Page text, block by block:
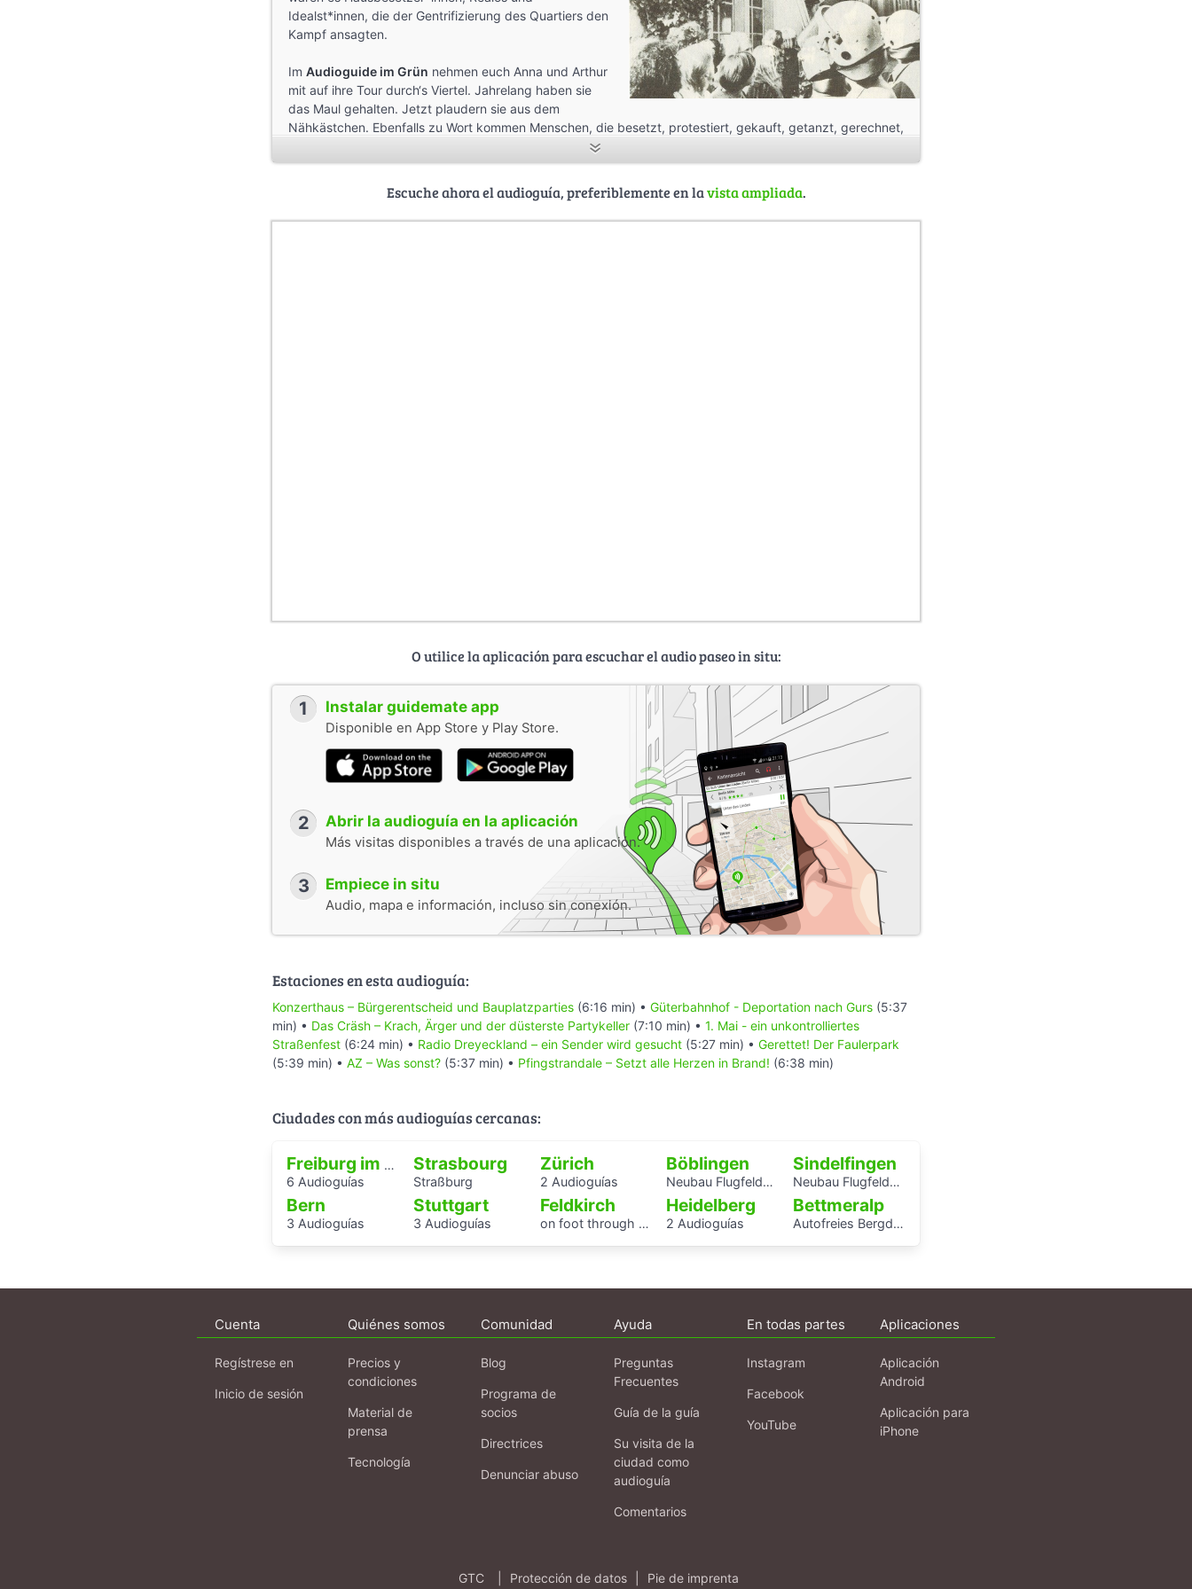
Idealst*innen, die der Gentrifizierung des Quartiers den
Kampf ansagten.
Im Audioguide im Grün nehmen euch Anna und Arthur
mit auf ihre Tour durch‘s Viertel. Jahrelang haben sie
das Maul gehalten. Jetzt plaudern sie aus dem
Nähkästchen. Ebenfalls zu Wort kommen Menschen, die besetzt, protestiert, gekauft, getanzt, gerechnet,
Anna und Arthur: Nic* Reitzenstein, Markus Schlüter
: Catastrophe Waitress, Soulful Reminiscence
Escuche ahora el audioguía, preferiblemente en lavista ampliada.
O utilice la aplicación para escuchar el audio paseo in situ:
1 Instalar guidemate app
Disponible en App Store y Play Store.
2 Abrir la audioguía en la aplicación
Más visitas disponibles a través de una aplicación.
3 Empiece in situ
Audio, mapa e información, incluso sin conexión.
Estaciones en esta audioguía:
Konzerthaus – Bürgerentscheid und Bauplatzparties (6:16 min) • Güterbahnhof - Deportation nach Gurs (5:37
min) • Das Cräsh – Krach, Ärger und der düsterste Partykeller (7:10 min) • 1. Mai - ein unkontrolliertes
Straßenfest (6:24 min) • Radio Dreyeckland – ein Sender wird gesucht (5:27 min) • Gerettet! Der Faulerpark
(5:39 min) • AZ – Was sonst? (5:37 min) • Pfingstrandale – Setzt alle Herzen in Brand! (6:38 min)
Ciudades con más audioguías cercanas:
Freiburg im Breisgau
6 Audioguías
Strasbourg
Straßburg
Zürich
2 Audioguías
Böblingen
Neubau Flugfeldklinikum - Erlebe das Krankenhaus von morgen
Sindelfingen
Neubau Flugfeldklinikum - Erlebe das Krankenhaus von morgen
Bern
3 Audioguías
Stuttgart
3 Audioguías
Feldkirch
on foot through eight centuries
Heidelberg
2 Audioguías
Bettmeralp
Autofreies Bergdorf Bettmeralp
Cuenta
Regístrese en
Inicio de sesión
Quiénes somos
Precios y
condiciones
Material de
prensa
Tecnología
Comunidad
Blog
Programa de
socios
Directrices
Denunciar abuso
Ayuda
Preguntas
Frecuentes
Guía de la guía
Su visita de la
ciudad como
audioguía
Comentarios
En todas partes
Instagram
Facebook
YouTube
Aplicaciones
Aplicación
Android
Aplicación para
iPhone
GTC Protección de datos Pie de imprenta